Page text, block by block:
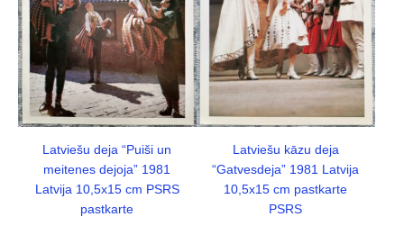
Latviešu deja “Puiši un
meitenes dejoja” 1981
Latvija 10,5x15 cm PSRS
pastkarte
Latviešu kāzu deja
“Gatvesdeja” 1981 Latvija
10,5x15 cm pastkarte
PSRS